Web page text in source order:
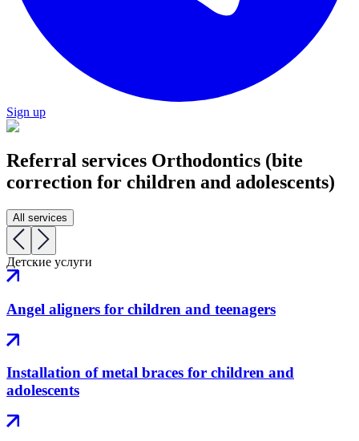
Sign up
Referral services Orthodontics (bite
correction for children and adolescents)
All services
Детские услуги
Angel aligners for children and teenagers
Installation of metal braces for children and
adolescents